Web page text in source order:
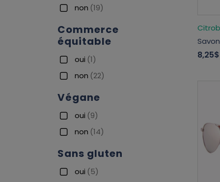
non (19)
Commerce
équitable
oui (1)
non (22)
Végane
oui (9)
non (14)
Sans gluten
oui (5)
8,25$